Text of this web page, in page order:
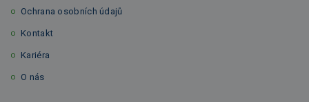
Ochrana osobních údajů
Kontakt
Kariéra
O nás